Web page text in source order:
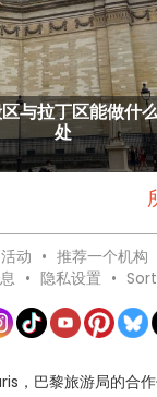
与拉丁区能做什
处
动 • 推荐一个机构
• 隐私设置 •
，巴黎旅游局的合作